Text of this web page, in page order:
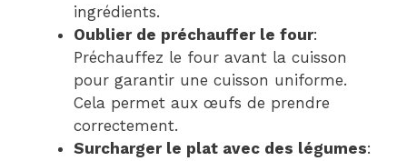
ingrédients.
Oublier de préchauffer le four:
Préchauffez le four avant la cuisson
pour garantir une cuisson uniforme.
Cela permet aux œufs de prendre
correctement.
Surcharger le plat avec des légumes: